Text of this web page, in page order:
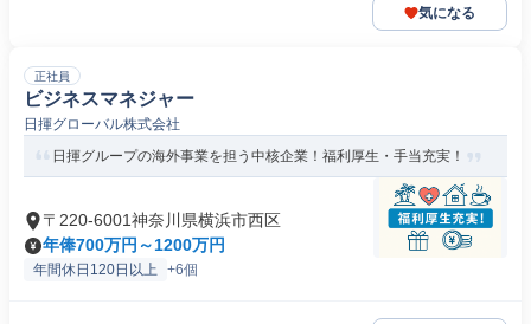
気になる
正社員
ビジネスマネジャー
日揮グローバル株式会社
日揮グループの海外事業を担う中核企業！福利厚生・手当充実！
〒220-6001神奈川県横浜市西区
年俸700万円～1200万円
年間休日120日以上 +6個